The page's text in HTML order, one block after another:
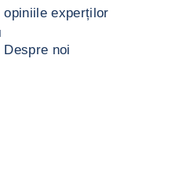
opiniile experților
Despre noi